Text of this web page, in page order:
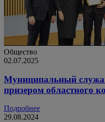
Общество
02.07.2025
Муниципальный
призером областного
Подробнее
29.08.2024